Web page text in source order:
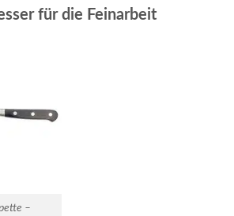
für die Feinarbeit
–